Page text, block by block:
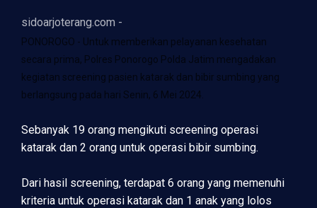
sidoarjoterang.com -
PONOROGO - Untuk memberikan pelayanan kesehatan
secara prima, Polres Ponorogo Polda Jatim mengadakan
kegiatan screening pasien katarak dan bibir sumbing yang
berlangsung pada hari Senin, 6 Mei 2024.
Sebanyak 19 orang mengikuti screening operasi
katarak dan 2 orang untuk operasi bibir sumbing.
Dari hasil screening, terdapat 6 orang yang memenuhi
kriteria untuk operasi katarak dan 1 anak yang lolos